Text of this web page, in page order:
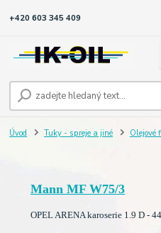
+420 603 345 409
Úvod Tuky - spreje a jiné Olejové
Mann MF W75/3
OPEL ARENA karoserie 1.9 D -